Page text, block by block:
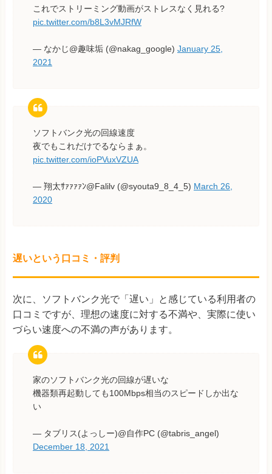
これでストリーミング動画がストレスなく見れる?
pic.twitter.com/b8L3vMJRfW
— なかじ@趣味垢 (@nakag_google) January 25,
2021
ソフトバンク光の回線速度
夜でもこれだけでるならまぁ。
pic.twitter.com/ioPVuxVZUA
— 翔太ｻｧｧｧｧﾝ@Falilv (@syouta9_8_4_5) March 26,
2020
遅いという口コミ・評判
次に、ソフトバンク光で「遅い」と感じている利用者の
口コミですが、理想の速度に対する不満や、実際に使い
づらい速度への不満の声があります。
家のソフトバンク光の回線が遅いな
機器類再起動しても100Mbps相当のスピードしか出な
い
— タブリス(よっしー)@自作PC (@tabris_angel)
December 18, 2021